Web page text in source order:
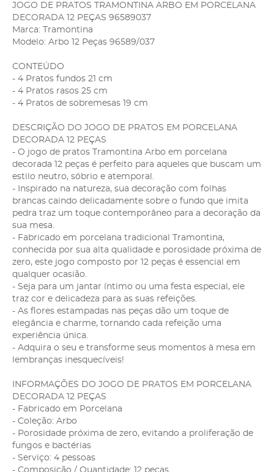
JOGO DE PRATOS TRAMONTINA ARBO EM PORCELANA
DECORADA 12 PEÇAS 96589037
Marca: Tramontina
Modelo: Arbo 12 Peças 96589/037
CONTEÚDO
- 4 Pratos fundos 21 cm
- 4 Pratos rasos 25 cm
- 4 Pratos de sobremesas 19 cm
DESCRIÇÃO DO JOGO DE PRATOS EM PORCELANA
DECORADA 12 PEÇAS
- O jogo de pratos Tramontina Arbo em porcelana
decorada 12 peças é perfeito para aqueles que buscam um
estilo neutro, sóbrio e atemporal.
- Inspirado na natureza, sua decoração com folhas
brancas caindo delicadamente sobre o fundo que imita
pedra traz um toque contemporâneo para a decoração da
sua mesa.
- Fabricado em porcelana tradicional Tramontina,
conhecida por sua alta qualidade e porosidade próxima de
zero, este jogo composto por 12 peças é essencial em
qualquer ocasião.
- Seja para um jantar íntimo ou uma festa especial, ele
traz cor e delicadeza para as suas refeições.
- As flores estampadas nas peças dão um toque de
elegância e charme, tornando cada refeição uma
experiência única.
- Adquira o seu e transforme seus momentos à mesa em
lembranças inesquecíveis!
INFORMAÇÕES DO JOGO DE PRATOS EM PORCELANA
DECORADA 12 PEÇAS
- Fabricado em Porcelana
- Coleção: Arbo
- Porosidade próxima de zero, evitando a proliferação de
fungos e bactérias
- Serviço: 4 pessoas
- Composição / Quantidade: 12 peças